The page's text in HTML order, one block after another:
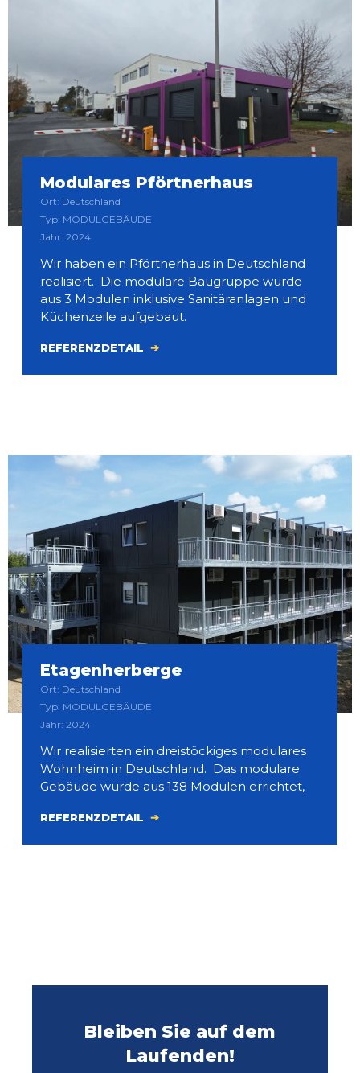
Modulares Pförtnerhaus
Ort: Deutschland
Typ: MODULGEBÄUDE
Jahr: 2024
Wir haben ein Pförtnerhaus in Deutschland
realisiert. Die modulare Baugruppe wurde
aus 3 Modulen inklusive Sanitäranlagen und
Küchenzeile aufgebaut.
REFERENZDETAIL
Etagenherberge
Ort: Deutschland
Typ: MODULGEBÄUDE
Jahr: 2024
Wir realisierten ein dreistöckiges modulares
Wohnheim in Deutschland. Das modulare
Gebäude wurde aus 138 Modulen errichtet,
REFERENZDETAIL
Bleiben Sie auf dem
Laufenden!